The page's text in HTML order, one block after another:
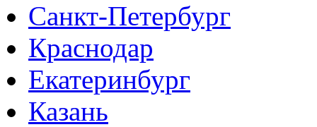
Санкт-Петербург
Краснодар
Екатеринбург
Казань